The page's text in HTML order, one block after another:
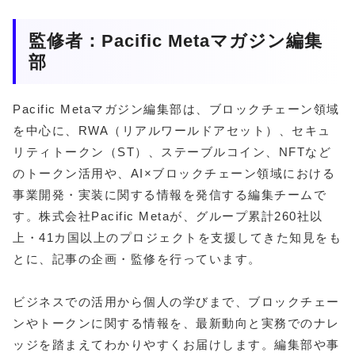
監修者：Pacific Metaマガジン編集
部
Pacific Metaマガジン編集部は、ブロックチェーン領域
を中心に、RWA（リアルワールドアセット）、セキュ
リティトークン（ST）、ステーブルコイン、NFTなど
のトークン活用や、AI×ブロックチェーン領域における
事業開発・実装に関する情報を発信する編集チームで
す。株式会社Pacific Metaが、グループ累計260社以
上・41カ国以上のプロジェクトを支援してきた知見をも
とに、記事の企画・監修を行っています。
ビジネスでの活用から個人の学びまで、ブロックチェー
ンやトークンに関する情報を、最新動向と実務でのナレ
ッジを踏まえてわかりやすくお届けします。編集部や事